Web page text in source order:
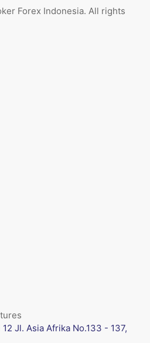
Forex Indonesia. All rights
Jl. Asia Afrika No.133 - 137,